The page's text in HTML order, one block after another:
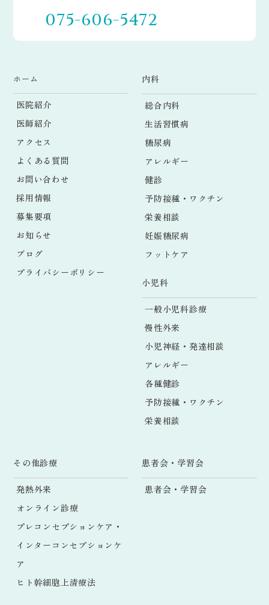
075-606-5472
ホーム
医院紹介
医師紹介
アクセス
よくある質問
お問い合わせ
採用情報
募集要項
お知らせ
ブログ
プライバシーポリシー
内科
総合内科
生活習慣病
糖尿病
アレルギー
健診
予防接種・ワクチン
栄養相談
妊娠糖尿病
フットケア
小児科
一般小児科診療
慢性外来
小児神経・発達相談
アレルギー
各種健診
予防接種・ワクチン
栄養相談
その他診療
発熱外来
オンライン診療
プレコンセプションケア・
インターコンセプションケ
ア
ヒト幹細胞上清療法
患者会・学習会
患者会・学習会